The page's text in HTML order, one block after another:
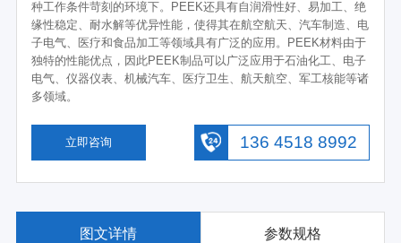
种工作条件苛刻的环境下。PEEK还具有自润滑性好、易加工、绝
缘性稳定、耐水解等优异性能，使得其在航空航天、汽车制造、电
子电气、医疗和食品加工等领域具有广泛的应用。PEEK材料由于
独特的性能优点，因此PEEK制品可以广泛应用于石油化工、电子
电气、仪器仪表、机械汽车、医疗卫生、航天航空、军工核能等诸
多领域。
立即咨询 136 4518 8992
图文详情 参数规格